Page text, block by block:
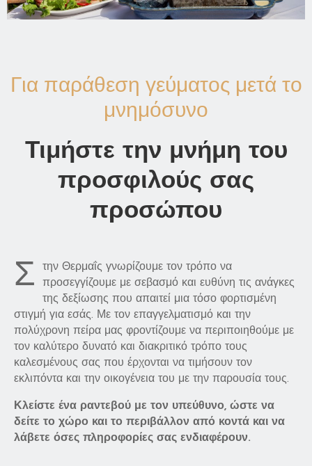
Για παράθεση γεύματος μετά το
μνημόσυνο
Τιμήστε την μνήμη του
προσφιλούς σας
προσώπου
Σ
την Θερμαΐς γνωρίζουμε τον τρόπο να
προσεγγίζουμε με σεβασμό και ευθύνη τις ανάγκες
της δεξίωσης που απαιτεί μια τόσο φορτισμένη
στιγμή για εσάς. Με τον επαγγελματισμό και την
πολύχρονη πείρα μας φροντίζουμε να περιποιηθούμε με
τον καλύτερο δυνατό και διακριτικό τρόπο τους
καλεσμένους σας που έρχονται να τιμήσουν τον
εκλιπόντα και την οικογένεια του με την παρουσία τους.
Κλείστε ένα ραντεβού με τον υπεύθυνο, ώστε να
δείτε το χώρο και το περιβάλλον από κοντά και να
λάβετε όσες πληροφορίες σας ενδιαφέρουν.